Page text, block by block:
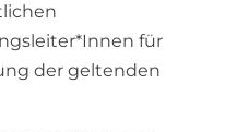
für
der geltenden